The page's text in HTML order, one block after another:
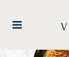
contenido